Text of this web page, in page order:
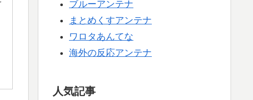
ブルーアンテナ
まとめくすアンテナ
ワロタあんてな
海外の反応アンテナ
人気記事